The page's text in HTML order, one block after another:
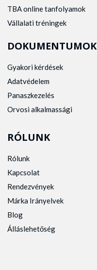
TBA online tanfolyamok
Vállalati tréningek
DOKUMENTUMOK
Gyakori kérdések
Adatvédelem
Panaszkezelés
Orvosi alkalmassági
RÓLUNK
Rólunk
Kapcsolat
Rendezvények
Márka Irányelvek
Blog
Álláslehetőség